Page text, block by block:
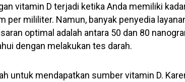
vitamin D terjadi ketika Anda memiliki
per mililiter. Namun, banyak penyedia
optimal adalah antara 50 dan 80
dengan melakukan tes darah.
untuk mendapatkan sumber vitamin D.